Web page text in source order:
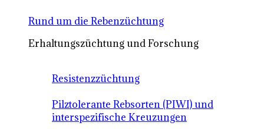
Rund um die Rebenzüchtung
Erhaltungszüchtung und Forschung
Resistenzzüchtung
Pilztolerante Rebsorten (PIWI) und
interspezifische Kreuzungen